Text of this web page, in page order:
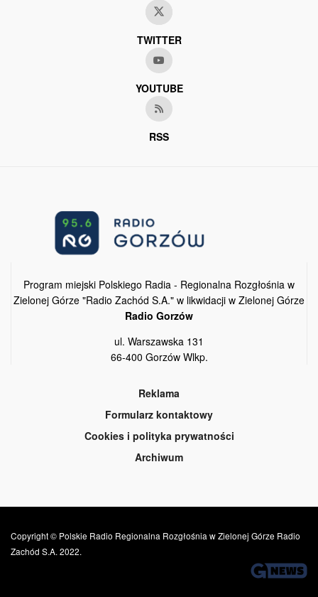
TWITTER
YOUTUBE
RSS
Program miejski Polskiego Radia - Regionalna Rozgłośnia w
Zielonej Górze "Radio Zachód S.A." w likwidacji w Zielonej Górze
Radio Gorzów
ul. Warszawska 131
66-400 Gorzów Wlkp.
Reklama
Formularz kontaktowy
Cookies i polityka prywatności
Archiwum
Copyright © Polskie Radio Regionalna Rozgłośnia w Zielonej Górze Radio
Zachód S.A. 2022.